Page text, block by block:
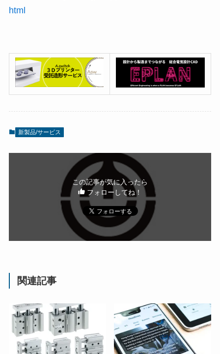
html
新製品/サービス
この記事が気に入ったら
フォローしてね！
関連記事